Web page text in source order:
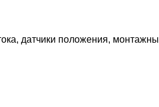
датчики положения,